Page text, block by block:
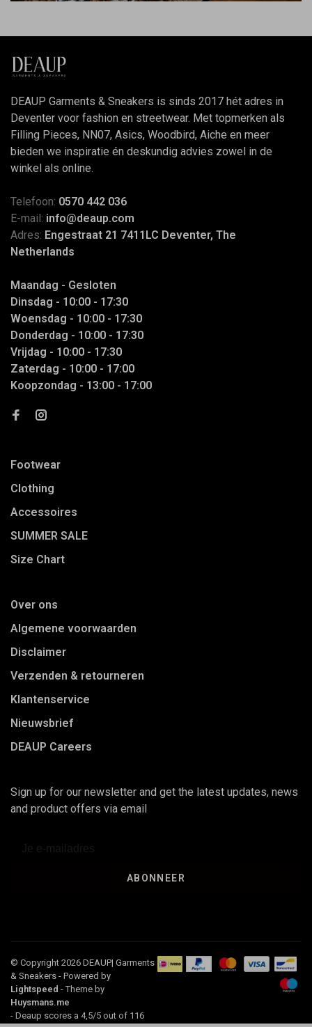
DEAUP Garments & Sneakers is sinds 2017 hét adres in
Deventer voor fashion en streetwear. Met topmerken als
Filling Pieces, NN07, Asics, Woodbird, Aiche en meer
bieden we inspiratie én deskundig advies zowel in de
winkel als online.
Telefoon: 0570 442 036
E-mail: info@deaup.com
Adres: Engestraat 21 7411LC Deventer, The
Netherlands
Maandag - Gesloten
Dinsdag - 10:00 - 17:30
Woensdag - 10:00 - 17:30
Donderdag - 10:00 - 17:30
Vrijdag - 10:00 - 17:30
Zaterdag - 10:00 - 17:00
Koopzondag - 13:00 - 17:00
Footwear
Clothing
Accessoires
SUMMER SALE
Size Chart
Over ons
Algemene voorwaarden
Disclaimer
Verzenden & retourneren
Klantenservice
Nieuwsbrief
DEAUP Careers
Sign up for our newsletter and get the latest updates, news
and product offers via email
ABONNEER
© Copyright 2026 DEAUP| Garments
& Sneakers - Powered by
Lightspeed - Theme by
Huysmans.me
- Deaup scores a 4,5/5 out of 116